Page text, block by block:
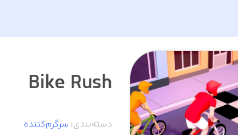
Bike Rush
دسته‌بندی: سرگرم‌کننده